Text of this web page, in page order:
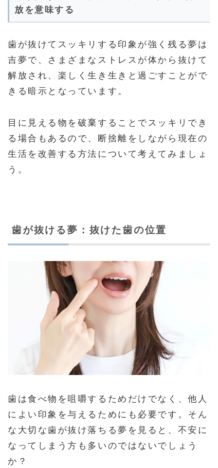
放を意味する
歯が抜けてスッキリする印象が強く残る夢は
吉夢で、さまざまなストレスが体から抜けて
解放され、楽しく生き生きと過ごすことがで
きる暗示となっています。
目に見える物を破棄することでスッキリでき
る場合もあるので、断捨離をしながら現在の
生活を改善する方法について考えてみましょ
う。
歯が抜ける夢：抜けた歯の位置
歯は食べ物を咀嚼するためだけでなく、他人
によい印象を与えるためにも必要です。そん
な大切な歯が抜け落ちる夢を見ると、不安に
なってしまう方も多いのではないでしょう
か？